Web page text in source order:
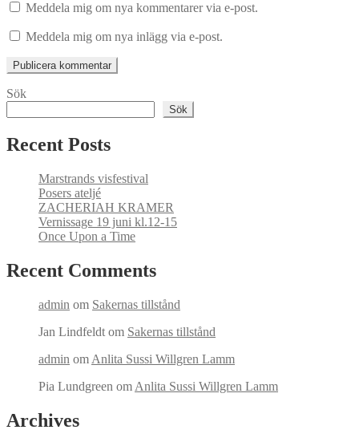
Meddela mig om nya kommentarer via e-post.
Meddela mig om nya inlägg via e-post.
Sök
Sök
Recent Posts
Marstrands visfestival
Posers ateljé
ZACHERIAH KRAMER
Vernissage 19 juni kl.12-15
Once Upon a Time
Recent Comments
admin om Sakernas tillstånd
Jan Lindfeldt om Sakernas tillstånd
admin om Anlita Sussi Willgren Lamm
Pia Lundgreen om Anlita Sussi Willgren Lamm
Archives